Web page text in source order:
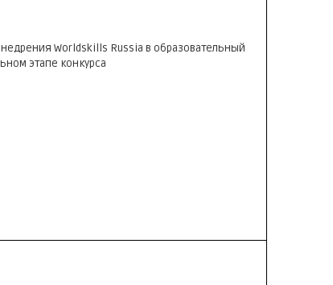
Worldskills Russia в образовательный
этапе конкурса